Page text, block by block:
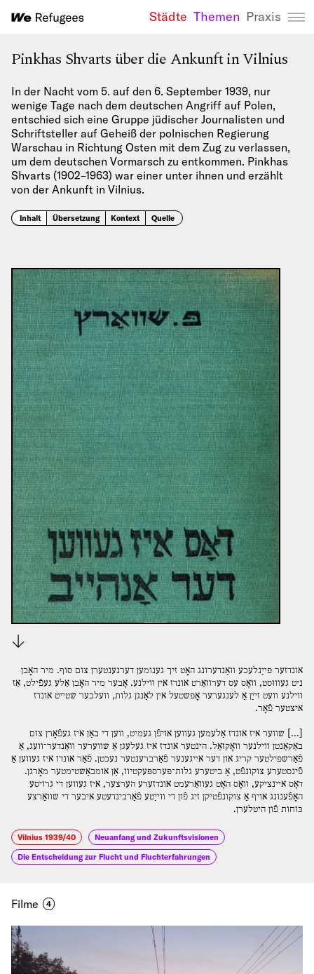
We Refugees
Städte Themen Praxis
Pinkhas Shvarts über die Ankunft in Vilnius
In der Nacht vom 5. auf den 6. September 1939, nur
wenige Tage nach dem deutschen Angriff auf Polen,
entschied sich eine Gruppe jüdischer Journalisten und
Schriftsteller auf Geheiß der polnischen Regierung
Warschau in Richtung Osten mit dem Zug zu verlassen,
um dem deutschen Vormarsch zu entkommen. Pinkhas
Shvarts (1902–1963) war einer unter ihnen und erzählt
von der Ankunft in Vilnius.
Inhalt Übersetzung Kontext Quelle
אונדזער פּײַנלעכע װאַנדערונג האָט זיך גענומען דערנענטערן צום סוף. מיר האָבן
ניט געװוּסט, װאָס עס דערװאַרט אונדז אין װילנע. אָבער מיר האָבן אַלע געפֿילט, אַז
װילנע װעט זײַן אַ לענגערער אָפּשטעל אין לאַנגן גלות, װעלכער שטײט אונדז
איצטער פֿאָר.
[…] שװער איז אונדז אַלעמען געװען אויפֿן געמיט, װען די באַן איז געפֿאָרן צום
באַקאַנטן װילנער װאָקזאַל. הינטער אונדז איז געלעגן אַ שװערער װאַנדער־װעג, אַ
פֿאַרשפּילטער קריג און דער אײגענער פֿאַרברענטער נעכטן. פֿאַר אונדז איז געװען אַ
פֿינסטערע צוקונפֿט, אַ ביטערע גלות־פּערספּעקטיװ, אַן אומבאַשטימטער מאָרגן.
דאָס אײנציקע, װאָס האָט געװאַרעמט אונדזערע הערצער, איז געװען די גרויסע
האָפֿענונג אויף אַ צוקונפֿטיקן זיג פֿון די װײַטע פֿאַרבינדעטע איבער די שװאַרצע
כּוחות פֿון היטלערן.
Vilnius 1939/40 Neuanfang und Zukunftsvisionen
Die Entscheidung zur Flucht und Fluchterfahrungen
Filme 4